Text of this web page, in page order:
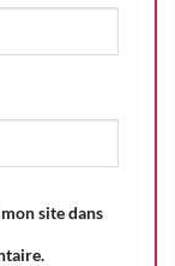
site dans